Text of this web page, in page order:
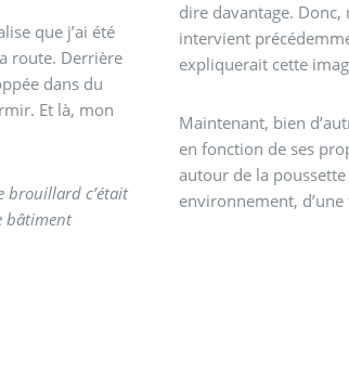
que j’ai été
route. Derrière
dans du
Et là, mon
brouillard c’était
bâtiment
dire davantage.
intervient
expliquerait cette
Maintenant, bien
en fonction de ses
autour de la
environnement,